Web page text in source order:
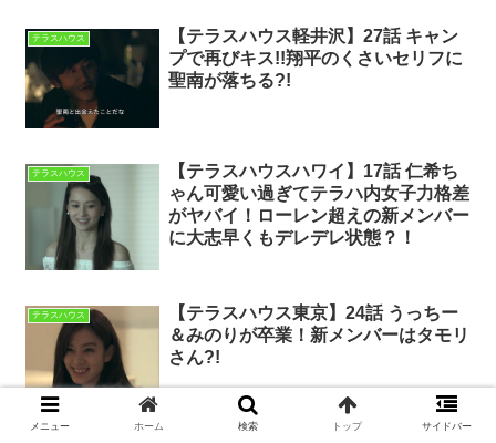
テラスハウス
【テラスハウス軽井沢】27話 キャン
プで再びキス!!翔平のくさいセリフに
聖南が落ちる?!
テラスハウス
【テラスハウスハワイ】17話 仁希ち
ゃん可愛い過ぎてテラハ内女子力格差
がヤバイ！ローレン超えの新メンバー
に大志早くもデレデレ状態？！
テラスハウス
【テラスハウス東京】24話 うっちー
＆みのりが卒業！新メンバーはタモリ
さん?!
メニュー ホーム 検索 トップ サイドバー